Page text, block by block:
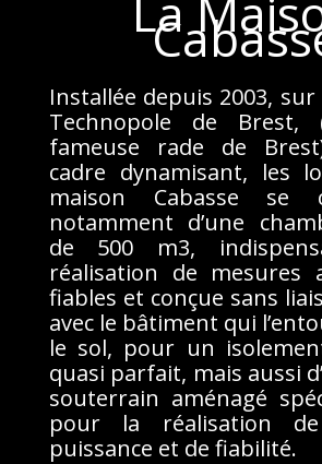
Installée depuis 2003,
Technopole de
fameuse rade de
cadre dynamisant, les
maison Cabasse se
notamment d’une
de 500 m3,
réalisation de mesures
fiables et conçue sans
avec le bâtiment qui
le sol, pour un
quasi parfait, mais aussi
souterrain aménagé
pour la réalisation
puissance et de fiabilité.